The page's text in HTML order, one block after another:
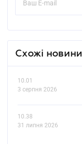
Схожі новини
10.01
3 серпня 2026
10.38
31 липня 2026